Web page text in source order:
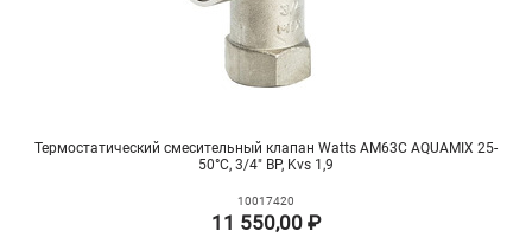
Термостатический смесительный клапан Watts AM63C AQUAMIX 25-
50°C, 3/4" ВР, Kvs 1,9
10017420
11 550,00 ₽